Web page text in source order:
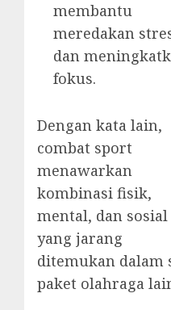
membantu
meredakan
dan
fokus.
Dengan kata lain,
combat sport
menawarkan
kombinasi fisik,
mental, dan sosial
yang jarang
ditemukan dalam
paket olahraga